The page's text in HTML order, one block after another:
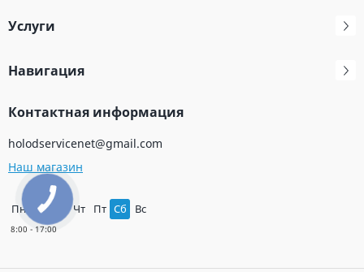
Услуги
Навигация
Контактная информация
holodservicenet@gmail.com
Наш магазин
Пн Вт Чт Пт Сб Вс